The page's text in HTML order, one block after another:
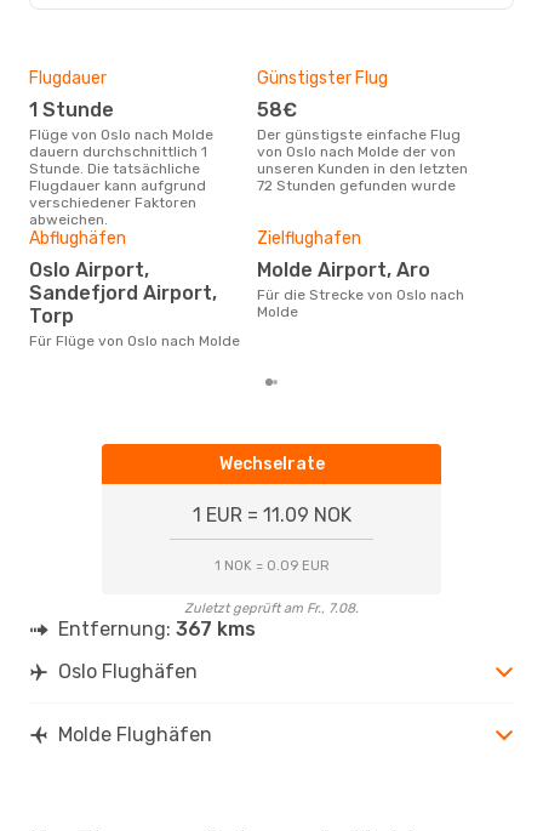
Flugdauer
1 Stunde
Flüge von Oslo nach Molde
dauern durchschnittlich 1
Stunde. Die tatsächliche
Flugdauer kann aufgrund
verschiedener Faktoren
abweichen.
Günstigster Flug
58€
Der günstigste einfache Flug
von Oslo nach Molde der von
unseren Kunden in den letzten
72 Stunden gefunden wurde
Abflughäfen
Oslo Airport,
Sandefjord Airport,
Torp
Für Flüge von Oslo nach Molde
Zielflughafen
Molde Airport, Aro
Für die Strecke von Oslo nach
Molde
Wechselrate
1 EUR = 11.09 NOK
1 NOK = 0.09 EUR
Zuletzt geprüft am Fr., 7.08.
Entfernung: 367 kms
Oslo Flughäfen
Molde Flughäfen